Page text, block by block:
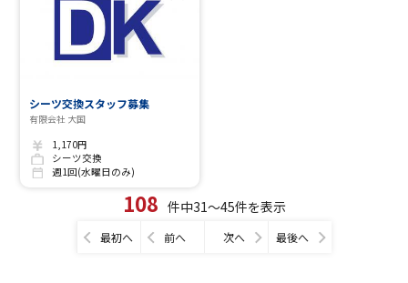
シーツ交換スタッフ募集
有限会社 大国
1,170円
シーツ交換
週1回(水曜日のみ)
108 件中31～45件を表示
最初へ 前へ 次へ 最後へ